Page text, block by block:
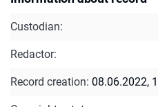
Custodian:
Redactor:
Record creation: 08.06.2022,